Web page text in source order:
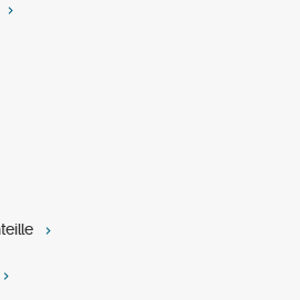
ja henkilökohtaiset kulut